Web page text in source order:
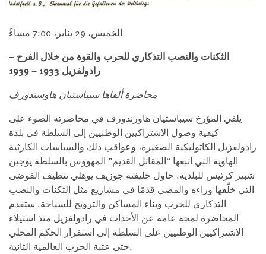
الخميس، 29 يناير، 7:00 مساءً
الثكنات والنصب التذكاري للحرب والقوة من خلال الفرح –
رادولفزيل 1933 – 1939
محاضرة ألقاها سيباستيان هاوسندورف
يلقي المؤرخ سيباستيان هاوزندورف في محاضرته الضوء على
كيفية وصول الاشتراكيين الوطنيين إلى السلطة في بلدة
رادولفزيل الكاثوليكية الصغيرة، وعواقب ذلك والسياسات الكارثية
الهاوية التي اتبعها “المقاتل القديم” المهووس بالسلطة يوجين
شبير كرئيس للبلدية. حاول خليفته جوزيف يوهلي تنظيف الفوضى
التي خلّفها وراءه والمضي قدمًا في مشاريع مثل الثكنات والنصب
التذكاري للحرب وبناء المساكن والترويج للسياحة. ستقدم
المحاضرة لمحة عامة عن الأحداث في رادولفزيل منذ استيلاء
الاشتراكيين الوطنيين على السلطة إلى استقرار الحكم المحلي
حتى عتبة الحرب العالمية الثانية.